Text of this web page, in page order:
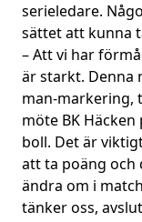
serieledare.
sättet att kunna
– Att vi har
är starkt. Denna
man-markering,
möte BK
boll. Det är
att ta poäng och
ändra om i
tänker oss,